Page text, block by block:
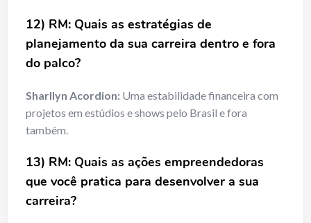
12) RM: Quais as estratégias de
planejamento da sua carreira dentro e fora
do palco?
Sharllyn Acordion: Uma estabilidade financeira com
projetos em estúdios e shows pelo Brasil e fora
também.
13) RM: Quais as ações empreendedoras
que você pratica para desenvolver a sua
carreira?